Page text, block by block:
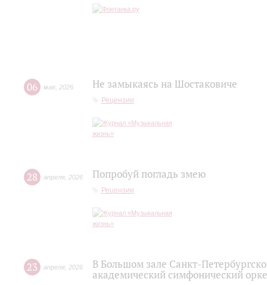
06 мая 2026 Не замыкаясь на Шостаковиче
Рецензии
28 апреля 2026 Попробуй погладь змею
Рецензии
23 апреля 2026
В Большом зале Санкт-
академический симфонический